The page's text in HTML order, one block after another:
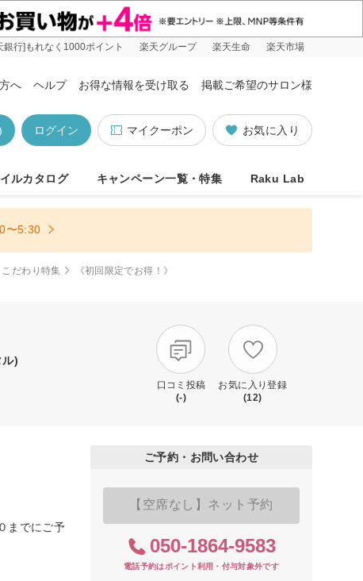
銀行]もれなく1000ポイント 楽天グループ 楽天生命 楽天市場
へ ヘルプ お得な情報を受け取る 掲載ご希望のサロン様
お気に入り
マイクーポン
ログイン
ルカタログ キャンペーン一覧・特集 Raku Lab
〜5:30
こだわり特集 《初回限定でお得！》
ル)
口コミ投稿
(-)
お気に入り登録
(12)
までにご予
ご予約・お問い合わせ
【空席なし】ネット予約
050-1864-9583
電話予約はポイント利用・付与対象外です